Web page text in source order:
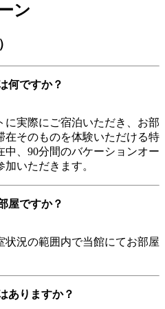
ン
何ですか？
に実際にご宿泊いただき、お部
在そのものを体験いただける特
中、90分間のバケーションオー
いただきます。
屋ですか？
状況の範囲内で当館にてお部屋
ありますか？